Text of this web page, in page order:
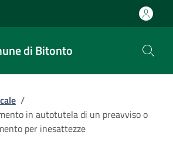
di Bitonto
/
in autotutela di un preavviso o
per inesattezze